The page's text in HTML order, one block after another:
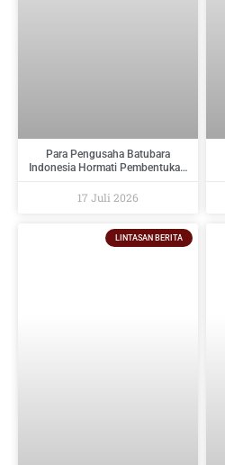
Para Pengusaha Batubara
Indonesia Hormati Pembentukan
Indonesia Dan Berikan Saran
17 Juli 2026
LINTASAN BERITA